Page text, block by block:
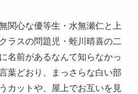
関心な優等生・水無瀬仁と上
ラスの問題児・蛭川晴喜の二
名前があるなんて知らなかっ
どおり、まっさらな白い部
カットや、屋上でお互いを見